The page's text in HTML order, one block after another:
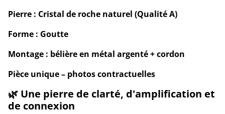
Pierre : Cristal de roche naturel (Qualité A)
Forme : Goutte
Montage : bélière en métal argenté + cordon
Pièce unique – photos contractuelles
🌿 Une pierre de clarté, d'amplification et
de connexion